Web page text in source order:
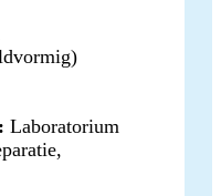
Laboratorium